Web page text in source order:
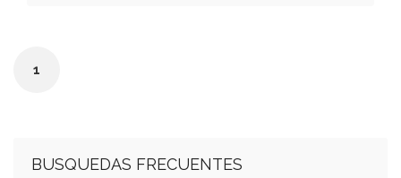
1
BUSQUEDAS FRECUENTES